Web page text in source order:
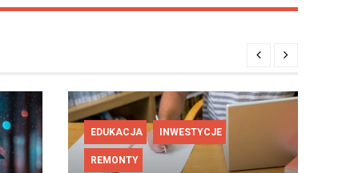
EDUKACJA INWESTYCJE
REMONTY